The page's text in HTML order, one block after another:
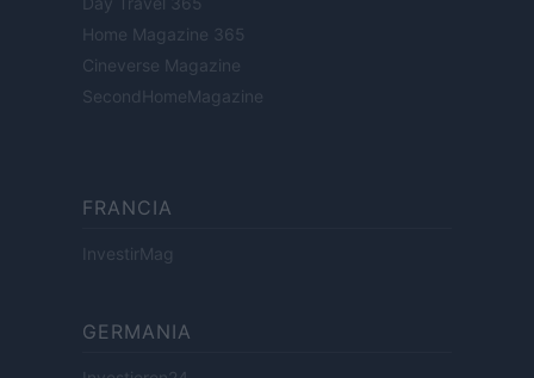
Home Magazine 365
Cineverse Magazine
SecondHomeMagazine
FRANCIA
InvestirMag
GERMANIA